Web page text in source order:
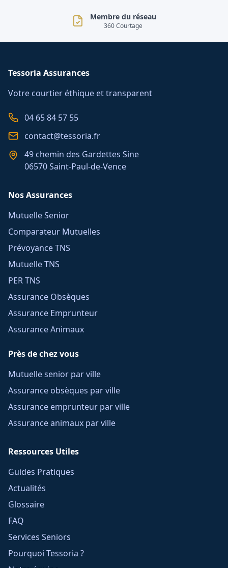
Membre du réseau
360 Courtage
Tessoria Assurances
Votre courtier éthique et transparent
04 65 84 57 55
contact@tessoria.fr
49 chemin des Gardettes Sine
06570 Saint-Paul-de-Vence
Nos Assurances
Mutuelle Senior
Comparateur Mutuelles
Prévoyance TNS
Mutuelle TNS
PER TNS
Assurance Obsèques
Assurance Emprunteur
Assurance Animaux
Près de chez vous
Mutuelle senior par ville
Assurance obsèques par ville
Assurance emprunteur par ville
Assurance animaux par ville
Ressources Utiles
Guides Pratiques
Actualités
Glossaire
FAQ
Services Seniors
Pourquoi Tessoria ?